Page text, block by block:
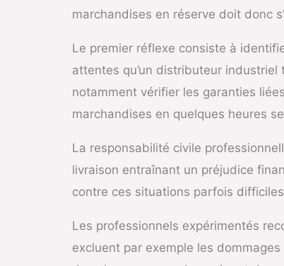
marchandises en réserve doit donc
Le premier réflexe consiste à
attentes qu’un distributeur
notamment vérifier les garanties
marchandises en quelques heures
La responsabilité civile
livraison entraînant un préjudice
contre ces situations parfois
Les professionnels expérimentés
excluent par exemple les